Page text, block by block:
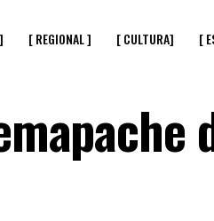
[ REGIONAL ] [ CULTURA] [